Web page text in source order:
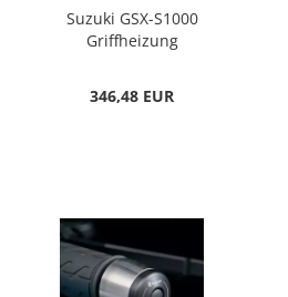
Suzuki GSX-S1000
Griffheizung
346,48 EUR